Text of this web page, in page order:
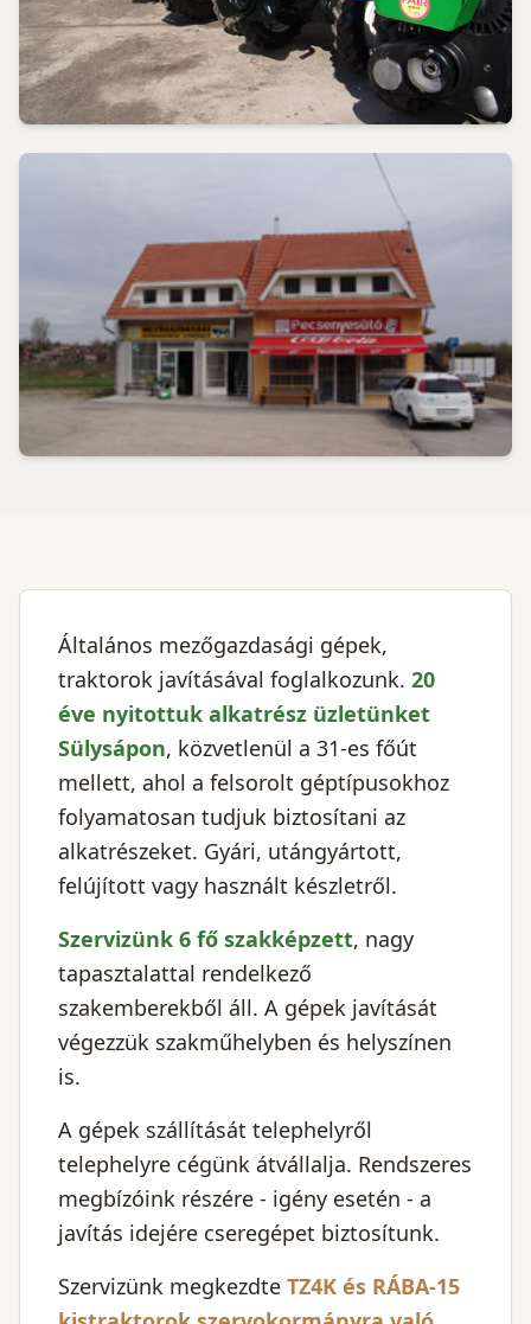
Általános mezőgazdasági gépek,
traktorok javításával foglalkozunk. 20
éve nyitottuk alkatrész üzletünket
Sülysápon, közvetlenül a 31-es főút
mellett, ahol a felsorolt géptípusokhoz
folyamatosan tudjuk biztosítani az
alkatrészeket. Gyári, utángyártott,
felújított vagy használt készletről.
Szervizünk 6 fő szakképzett, nagy
tapasztalattal rendelkező
szakemberekből áll. A gépek javítását
végezzük szakműhelyben és helyszínen
is.
A gépek szállítását telephelyről
telephelyre cégünk átvállalja. Rendszeres
megbízóink részére - igény esetén - a
javítás idejére cseregépet biztosítunk.
Szervizünk megkezdte TZ4K és RÁBA-15